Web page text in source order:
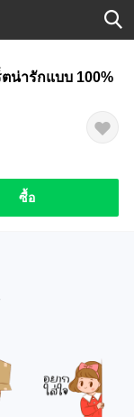
น่ารักแบบ 100%
ซื้อ